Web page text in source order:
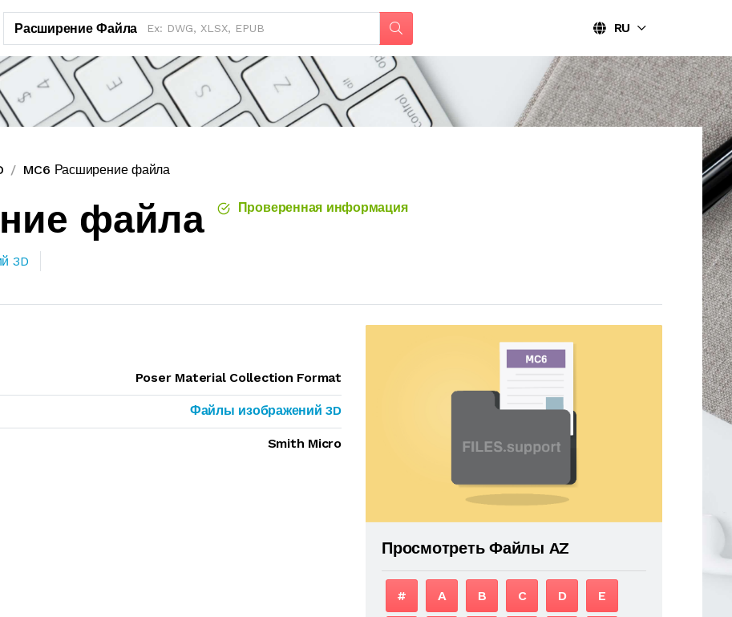
Расширение Файла RU
MC6 Расширение файла
файла Проверенная информация
3D
Poser Material Collection Format
Файлы изображений 3D
Smith Micro
Просмотреть Файлы AZ
# A B C D E